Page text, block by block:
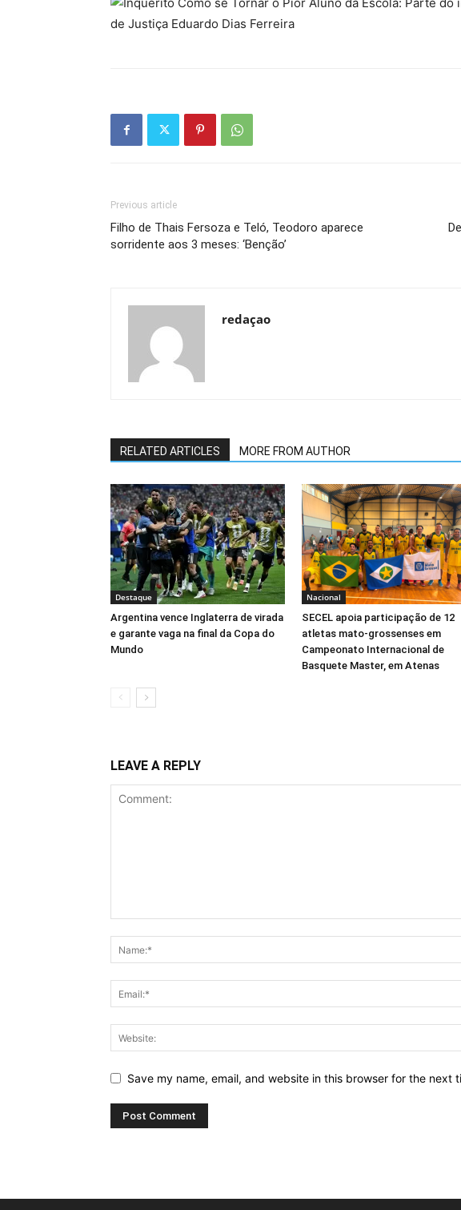
Previous article
Filho de Thais Fersoza e Teló, Teodoro aparece
sorridente aos 3 meses: ‘Benção’
redaçao
RELATED ARTICLES MORE FROM AUTHOR
Destaque
Argentina vence Inglaterra de virada
e garante vaga na final da Copa do
Mundo
Nacional
SECEL apoia participação de 12
atletas mato-grossenses em
Campeonato Internacional de
Basquete Master, em Atenas
LEAVE A REPLY
Save my name, email, and website in this browser for the next